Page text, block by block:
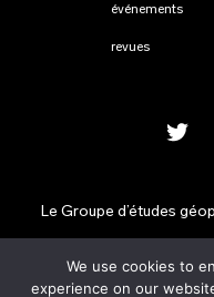
événements
revues
Le Groupe d’études
We use cookies to
experience on our